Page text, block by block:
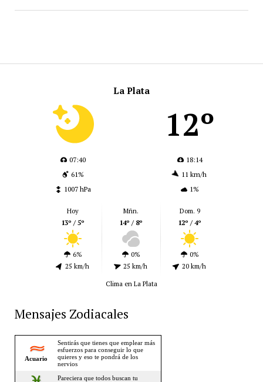
La Plata
12º
07:40
18:14
61%
11 km/h
1007 hPa
1%
Hoy
13º / 5º
6%
25 km/h
Mñn.
14º / 8º
0%
25 km/h
Dom. 9
12º / 4º
0%
20 km/h
Clima en La Plata
Mensajes Zodiacales